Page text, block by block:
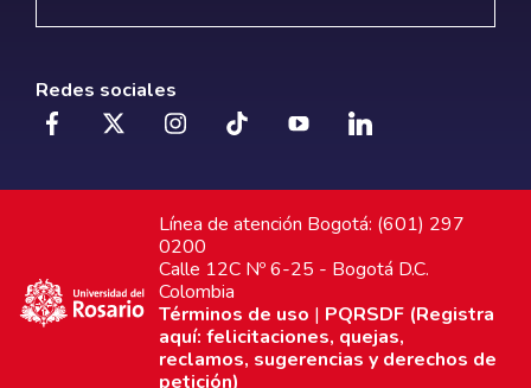
Redes sociales
Línea de atención Bogotá: (601) 297
0200
Calle 12C Nº 6-25 - Bogotá D.C.
Colombia
Términos de uso | PQRSDF (Registra
aquí: felicitaciones, quejas,
reclamos, sugerencias y derechos de
petición)